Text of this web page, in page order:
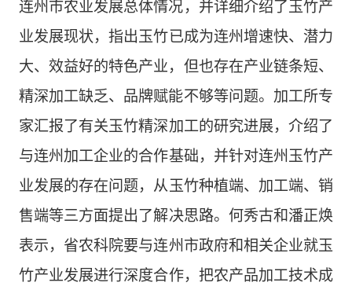
连州市农业发展总体情况，并详细介绍了玉竹产
业发展现状，指出玉竹已成为连州增速快、潜力
大、效益好的特色产业，但也存在产业链条短、
精深加工缺乏、品牌赋能不够等问题。 加工所专
家汇报了有关玉竹精深加工的研究进展， 介绍了
与连州加工企业的合作基础， 并针对连州玉竹产
业发展的存在问题，从玉竹种植端、加工端、销
售端等三方面提出了解决思路。 何秀古和潘正焕
表示，省农科院要与连州市政府和相关企业就玉
竹产业发展进行深度合作， 把农产品加工技术成